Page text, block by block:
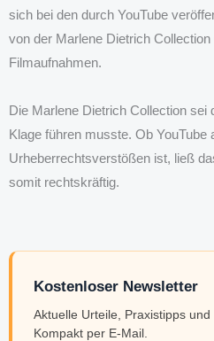
sich bei den durch YouTube
von der Marlene Dietrich
Filmaufnahmen.
Die Marlene Dietrich Collection
Klage führen musste. Ob
Urheberrechtsverstößen ist, ließ
somit rechtskräftig.
Kostenloser Newsletter
Aktuelle Urteile, Praxistipps
Kompakt per E-Mail.